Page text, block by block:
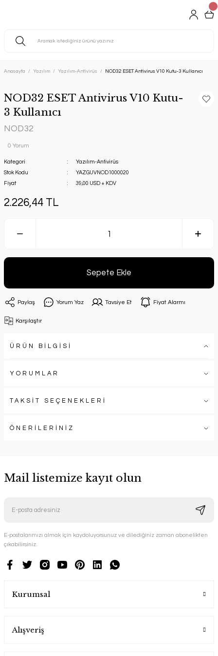
Anasayfa Yazılım Yazılım-Antivirüs NOD32 ESET Antivirus V10 Kutu-3 Kullanıcı
NOD32 ESET Antivirus V10 Kutu-
3 Kullanıcı
NOD32
0 Yorum
Kategori
Yazılım-Antivirüs
Stok Kodu
YAZGUVNOD1000020
Fiyat
39,00 USD + KDV
2.226,44 TL
Sepete Ekle
Paylaş Yorum Yaz Tavsiye Et Fiyat Alarmı
Karşılaştır
ÜRÜN BİLGİSİ
YORUMLAR
TAKSİT SEÇENEKLERİ
ÖNERİLERİNİZ
Mail listemize kayıt olun
E-postalarımızı almak için kaydoluyorsunuz ve dilediğiniz zaman abonelikten
çıkabilirsiniz.
Kurumsal
Alışveriş